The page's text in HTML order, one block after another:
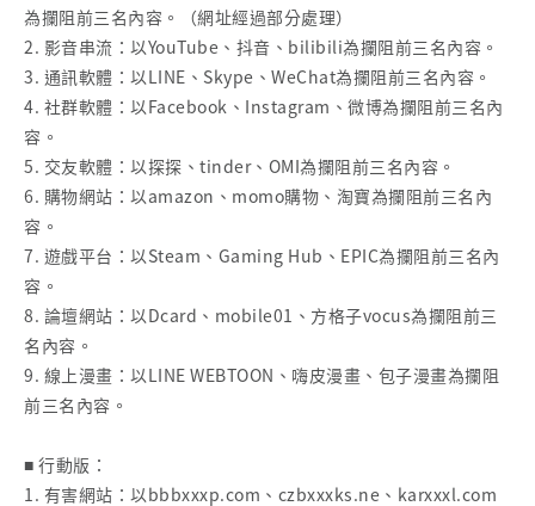
為攔阻前三名內容。（網址經過部分處理）
2. 影音串流：以YouTube、抖音、bilibili為攔阻前三名內容。
3. 通訊軟體：以LINE、Skype、WeChat為攔阻前三名內容。
4. 社群軟體：以Facebook、Instagram、微博為攔阻前三名內
容。
5. 交友軟體：以探探、tinder、OMI為攔阻前三名內容。
6. 購物網站：以amazon、momo購物、淘寶為攔阻前三名內
容。
7. 遊戲平台：以Steam、Gaming Hub、EPIC為攔阻前三名內
容。
8. 論壇網站：以Dcard、mobile01、方格子vocus為攔阻前三
名內容。
9. 線上漫畫：以LINE WEBTOON、嗨皮漫畫、包子漫畫為攔阻
前三名內容。
■ 行動版：
1. 有害網站：以bbbxxxp.com、czbxxxks.ne、karxxxl.com